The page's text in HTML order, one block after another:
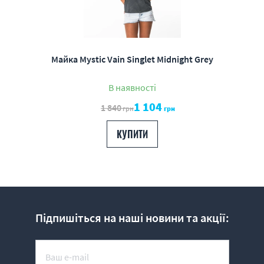
Майка Mystic Vain Singlet Midnight Grey
В наявності
1 840грн1 104 грн
КУПИТИ
Підпишіться на наші новини та акції: